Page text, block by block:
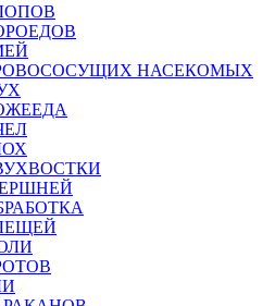
НАСЕКОМЫХ